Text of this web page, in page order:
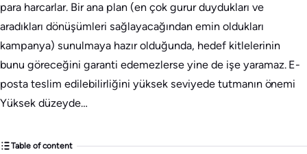
para harcarlar. Bir ana plan (en çok gurur duydukları ve
aradıkları dönüşümleri sağlayacağından emin oldukları
kampanya) sunulmaya hazır olduğunda, hedef kitlelerinin
bunu göreceğini garanti edemezlerse yine de işe yaramaz. E-
posta teslim edilebilirliğini yüksek seviyede tutmanın önemi
Yüksek düzeyde…
Table of content